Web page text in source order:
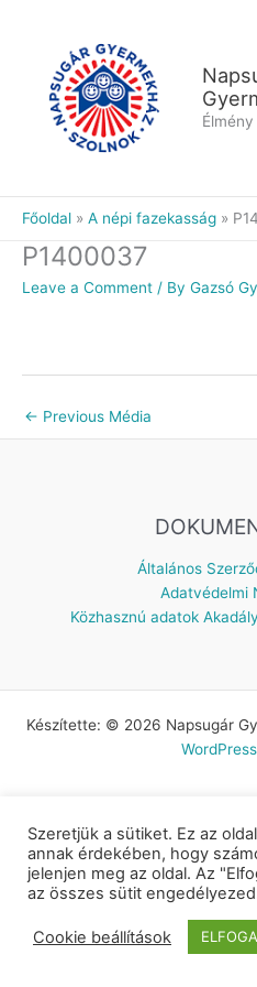
Főoldal A népi fazekasság
P1400037
Leave a Comment / By Gazsó
← Previous Média
Általános
Adatvédelmi
Közhasznú adatok
Készítette: © 2026 Napsugár
Szeretjük a sütiket. Ez az
annak érdekében, hogy
jelenjen meg az oldal. Az
az összes sütit
Cookie beállítások